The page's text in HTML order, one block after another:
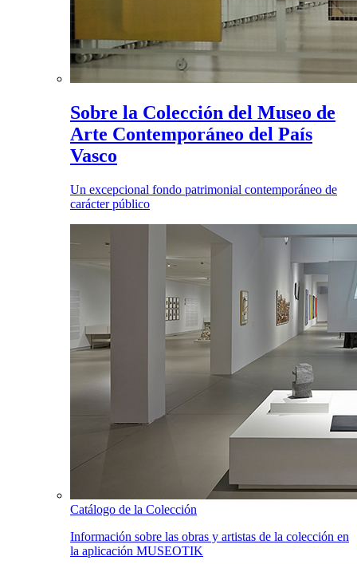
Sobre la Colección del Museo de
Arte Contemporáneo del País
Vasco
Un excepcional fondo patrimonial contemporáneo de
carácter público
Catálogo de la Colección
Información sobre las obras y artistas de la colección en
la aplicación MUSEOTIK